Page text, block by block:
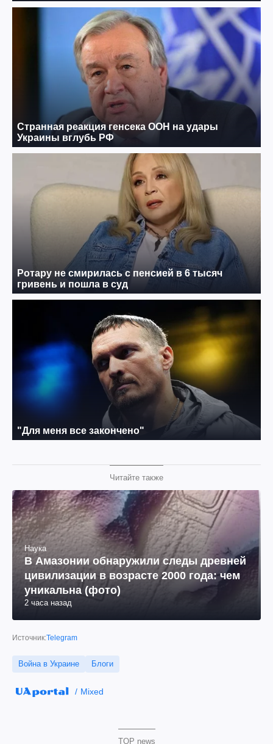
Читайте также
Наука
В Амазонии обнаружили следы древней
цивилизации в возрасте 2000 года: чем
уникальна (фото)
2 часа назад
Источник:Telegram
Война в Украине Блоги
Mixed
TOP news